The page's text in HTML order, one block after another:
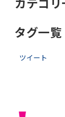
タグ一覧
ツイート